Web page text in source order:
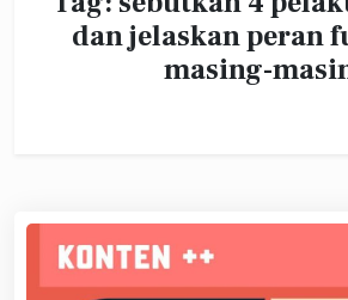
dan jelaskan peran
masing-